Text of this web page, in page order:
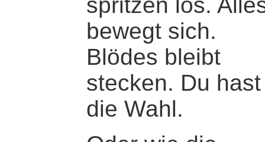
bewegt sich.
Blödes bleibt
stecken. Du hast
die Wahl.